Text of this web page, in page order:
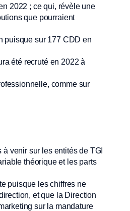
2022 ; ce qui, révèle une
que pourraient
puisque sur 177 CDD en
été recruté en 2022 à
comme sur
venir sur les entités de TGI
théorique et les parts
puisque les chiffres ne
et que la Direction
sur la mandature